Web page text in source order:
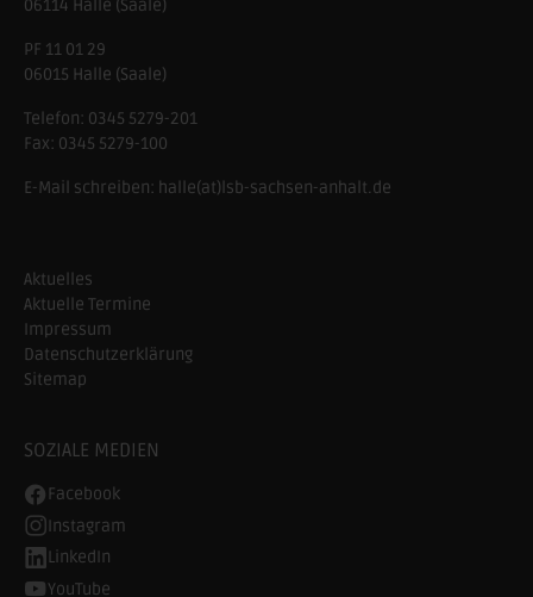
06114 Halle (Saale)
PF 11 01 29
06015 Halle (Saale)
Telefon: 0345 5279-201
Fax: 0345 5279-100
E-Mail schreiben: halle(at)lsb-sachsen-anhalt.de
Aktuelles
Aktuelle Termine
Impressum
Datenschutzerklärung
Sitemap
SOZIALE MEDIEN
Facebook
Instagram
LinkedIn
YouTube